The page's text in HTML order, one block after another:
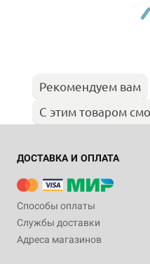
Рекомендуем вам
С этим товаром
ДОСТАВКА И ОПЛАТА
Способы оплаты
Службы доставки
Адреса магазинов